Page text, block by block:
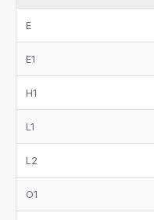
электронным
каждого контура
Кожух-трубный
протока, сервисные
воздуха
Трубопровод
Металлическая
Манометры высокого
E
E1
H1
L1
L2
O1